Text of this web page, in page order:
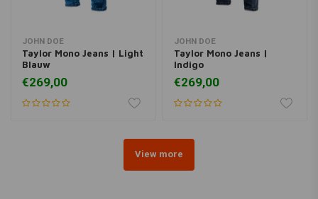
JOHN DOE
Taylor Mono Jeans | Light
Blauw
€269,00
JOHN DOE
Taylor Mono Jeans |
Indigo
€269,00
View more